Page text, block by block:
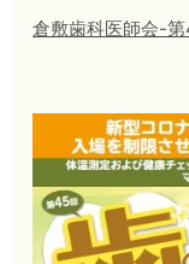
倉敷歯科医師会-